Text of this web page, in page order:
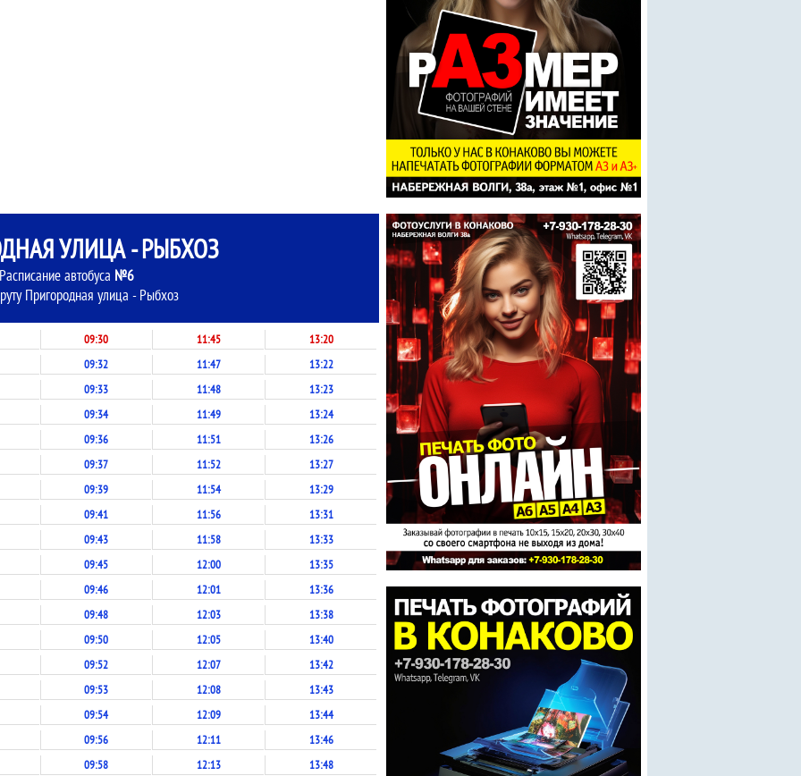
УЛИЦА - РЫБХОЗ
Расписание автобуса №6
Пригородная улица - Рыбхоз
09:30 11:45
13:20
09:32 11:47
13:22
09:33 11:48
13:23
09:34 11:49
13:24
09:36 11:51
13:26
09:37 11:52
13:27
09:39 11:54
13:29
09:41 11:56
13:31
09:43 11:58
13:33
09:45 12:00
13:35
09:46 12:01
13:36
09:48 12:03
13:38
09:50 12:05
13:40
09:52 12:07
13:42
09:53 12:08
13:43
09:54 12:09
13:44
09:56 12:11
13:46
09:58 12:13
13:48